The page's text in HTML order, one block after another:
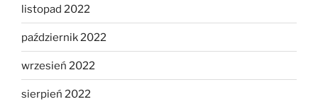
listopad 2022
październik 2022
wrzesień 2022
sierpień 2022